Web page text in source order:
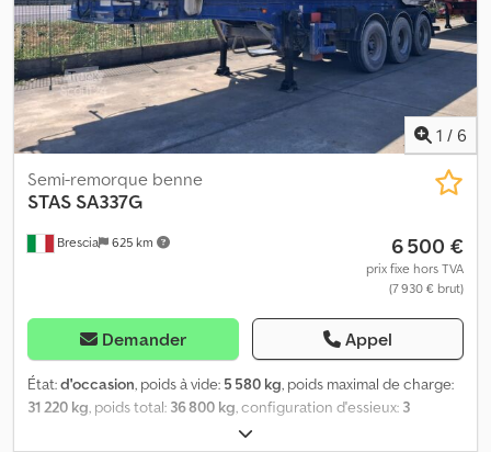
1 / 6
Brescia 625 km
Semi-remorque benne
STAS SA337G
6 500 €
prix fixe hors TVA
(7 930 € brut)
Demander Appel
État:d'occasion, poids à vide: 5 580 kg, poids maximal de charge:
31 220 kg, poids total: 36 800 kg, configuration d'essieux: 3
, première immatriculation: